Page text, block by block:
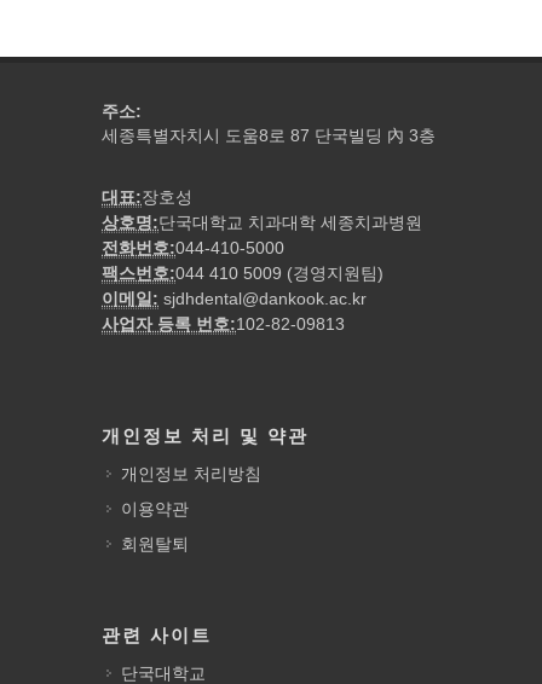
주소:
세종특별자치시 도움8로 87 단국빌딩 內 3층
대표:장호성
상호명:단국대학교 치과대학 세종치과병원
전화번호:044-410-5000
팩스번호:044 410 5009 (경영지원팀)
이메일: sjdhdental@dankook.ac.kr
사업자 등록 번호:102-82-09813
개인정보 처리 및 약관
개인정보 처리방침
이용약관
회원탈퇴
관련 사이트
단국대학교